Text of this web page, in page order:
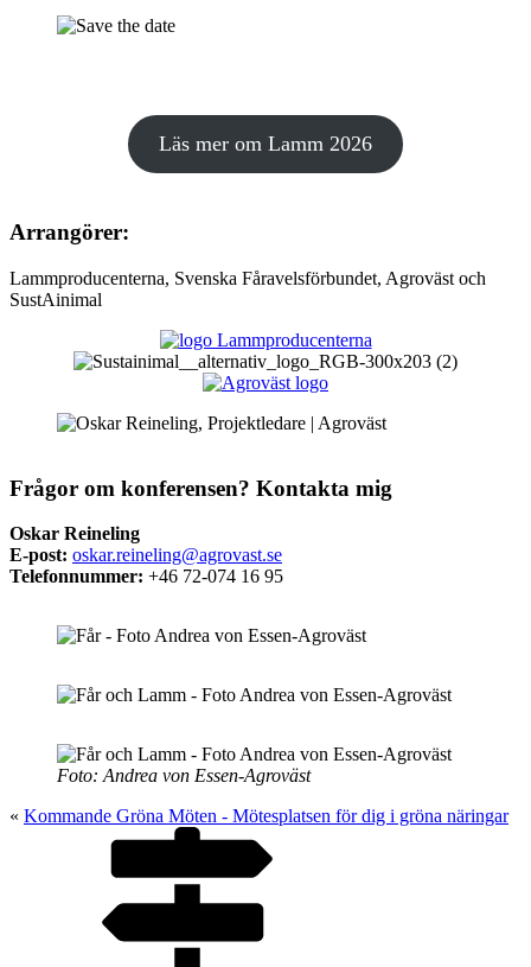
Läs mer om Lamm 2026
Arrangörer:
Lammproducenterna, Svenska Fåravelsförbundet, Agroväst och
SustAinimal
Frågor om konferensen? Kontakta mig
Oskar Reineling
E-post: oskar.reineling@agrovast.se
Telefonnummer: +46 72-074 16 95
Foto: Andrea von Essen-Agroväst
« Kommande Gröna Möten - Mötesplatsen för dig i gröna näringar